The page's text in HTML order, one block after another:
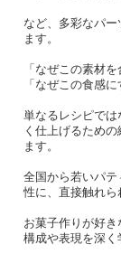
など、多彩なパ
ます。
「なぜこの素材を
「なぜこの食感に
単なるレシピで
く仕上げるため
ます。
全国から若いパ
性に、直接触れら
お菓子作りが好き
構成や表現を深く